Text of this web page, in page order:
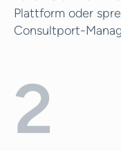
Plattform oder
Consultport-
2